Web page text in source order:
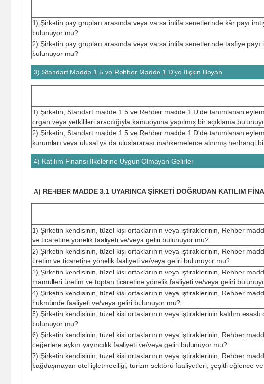
1) Şirketin pay grupları arasında veya varsa intifa senetlerinde kâr payı
bulunuyor mu?
2) Şirketin pay grupları arasında veya varsa intifa senetlerinde tasfiye payı
bulunuyor mu?
3) Standart Madde 1.5 ve Rehber Madde 1.D'ye İlişkin Beyan
1) Şirketin, Standart madde 1.5 ve Rehber madde 1.D'de tanımlanan
organ veya yetkilileri aracılığıyla kamuoyuna yapılmış bir açıklama
2) Şirketin, Standart madde 1.5 ve Rehber madde 1.D'de tanımlanan
kurumları veya ulusal ya da uluslararası mahkemelerce alınmış herhangi
4) Katılım Finansı İlkelerine Uygun Olmayan Gelirler
A) REHBER MADDE 3.1 UYARINCA ŞİRKETİ DOĞRUDAN KATILIM
1) Şirketin kendisinin, tüzel kişi ortaklarının veya iştiraklerinin, Rehber
ve ticaretine yönelik faaliyeti ve/veya geliri bulunuyor mu?
2) Şirketin kendisinin, tüzel kişi ortaklarının veya iştiraklerinin, Rehber
üretim ve ticaretine yönelik faaliyeti ve/veya geliri bulunuyor mu?
3) Şirketin kendisinin, tüzel kişi ortaklarının veya iştiraklerinin, Rehber
mamulleri üretim ve toptan ticaretine yönelik faaliyeti ve/veya geliri
4) Şirketin kendisinin, tüzel kişi ortaklarının veya iştiraklerinin, Rehber
hükmünde faaliyeti ve/veya geliri bulunuyor mu?
5) Şirketin kendisinin, tüzel kişi ortaklarının veya iştiraklerinin katılım
bulunuyor mu?
6) Şirketin kendisinin, tüzel kişi ortaklarının veya iştiraklerinin, Rehber
değerlere aykırı yayıncılık faaliyeti ve/veya geliri bulunuyor mu?
7) Şirketin kendisinin, tüzel kişi ortaklarının veya iştiraklerinin, Rehber
bağdaşmayan otel işletmeciliği, turizm sektörü faaliyetleri, çeşitli eğlence